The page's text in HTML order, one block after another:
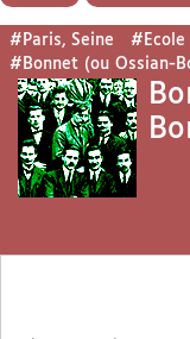
#Paris, Seine #Ecole
#Bonnet (ou Ossian-